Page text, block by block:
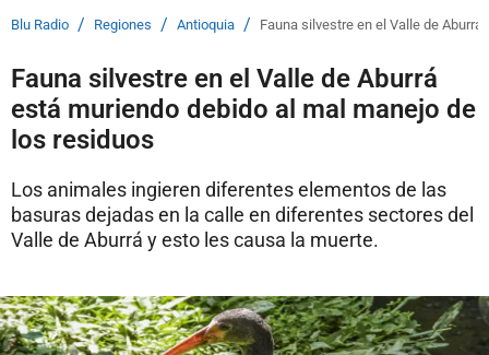
Blu Radio / Regiones / Antioquia / Fauna silvestre en el Valle de
Fauna silvestre en el Valle de Aburrá
está muriendo debido al mal manejo de
los residuos
Los animales ingieren diferentes elementos de las
basuras dejadas en la calle en diferentes sectores del
Valle de Aburrá y esto les causa la muerte.